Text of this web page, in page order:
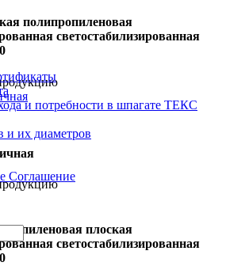
полипропиленовая
светостабилизированная
плоская
светостабилизированная
и потребности в шпагате ТЕКС
их диаметров
Соглашение